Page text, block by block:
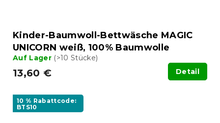
Kinder-Baumwoll-Bettwäsche MAGIC
UNICORN weiß, 100% Baumwolle
Auf Lager (>10 Stücke)
13,60 € Detail
10 % Rabattcode:
BTS10